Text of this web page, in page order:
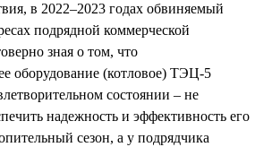
в 2022–2023 годах обвиняемый
подрядной коммерческой
зная о том, что
оборудование (котловое) ТЭЦ-5
состоянии – не
надежность и эффективность его
сезон, а у подрядчика